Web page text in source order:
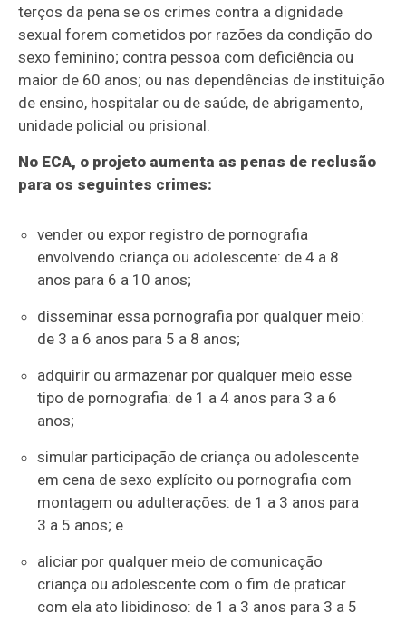
terços da pena se os crimes contra a dignidade
sexual forem cometidos por razões da condição do
sexo feminino; contra pessoa com deficiência ou
maior de 60 anos; ou nas dependências de instituição
de ensino, hospitalar ou de saúde, de abrigamento,
unidade policial ou prisional.
No ECA, o projeto aumenta as penas de reclusão
para os seguintes crimes:
vender ou expor registro de pornografia
envolvendo criança ou adolescente: de 4 a 8
anos para 6 a 10 anos;
disseminar essa pornografia por qualquer meio:
de 3 a 6 anos para 5 a 8 anos;
adquirir ou armazenar por qualquer meio esse
tipo de pornografia: de 1 a 4 anos para 3 a 6
anos;
simular participação de criança ou adolescente
em cena de sexo explícito ou pornografia com
montagem ou adulterações: de 1 a 3 anos para
3 a 5 anos; e
aliciar por qualquer meio de comunicação
criança ou adolescente com o fim de praticar
com ela ato libidinoso: de 1 a 3 anos para 3 a 5